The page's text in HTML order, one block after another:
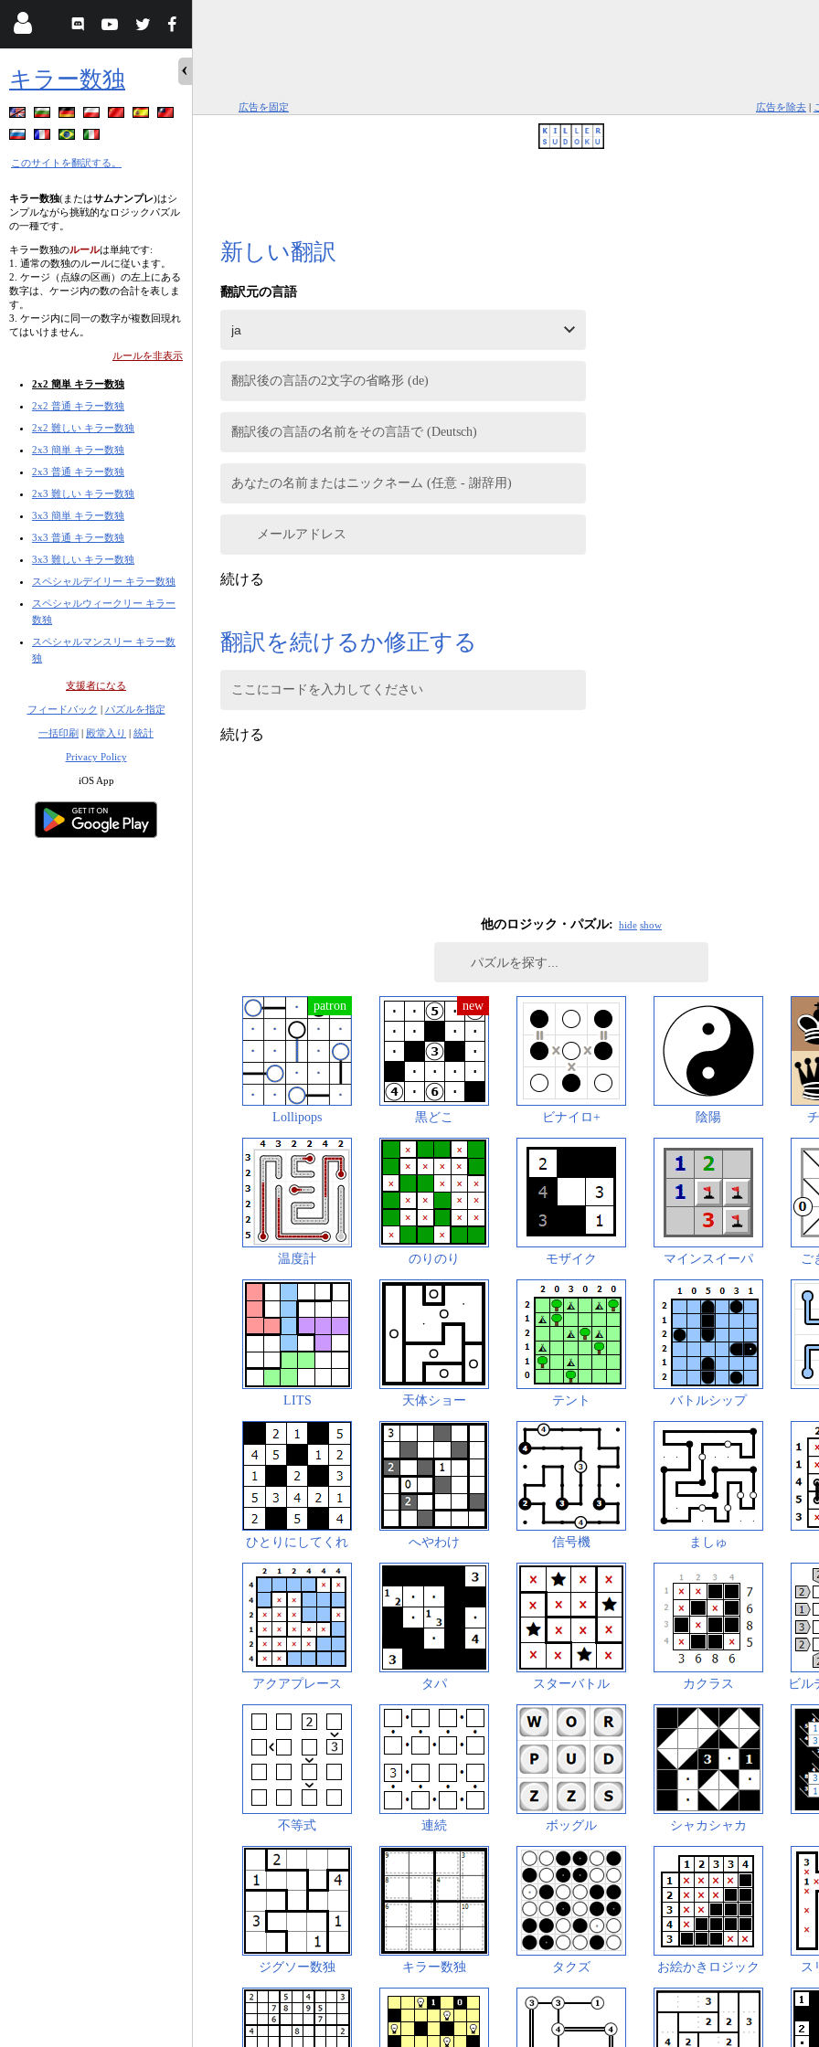
キラー数独
このサイトを翻訳する。
キラー数独(またはサムナンプレ)はシ
ンプルながら挑戦的なロジックパズル
の一種です。
キラー数独のルールは単純です:
1. 通常の数独のルールに従います。
2. ケージ（点線の区画）の左上にある
数字は、ケージ内の数の合計を表しま
す。
3. ケージ内に同一の数字が複数回現れ
てはいけません。
ルールを非表示
2x2 簡単 キラー数独
2x2 普通 キラー数独
2x2 難しい キラー数独
2x3 簡単 キラー数独
2x3 普通 キラー数独
2x3 難しい キラー数独
3x3 簡単 キラー数独
3x3 普通 キラー数独
3x3 難しい キラー数独
スペシャルデイリー キラー数独
スペシャルウィークリー キラー
数独
スペシャルマンスリー キラー数
独
支援者になる
フィードバック | パズルを指定
一括印刷 | 殿堂入り | 統計
Privacy Policy
iOS App
広告を固定 広告を除去 |
新しい翻訳
翻訳元の言語
翻訳後の言語の2文字の省略形 (de)
翻訳後の言語の名前をその言語で (Deutsch)
あなたの名前またはニックネーム (任意 - 謝辞用)
メールアドレス
続ける
翻訳を続けるか修正する
ここにコードを入力してください
続ける
他のロジック・パズル: hide show
Lollipops 黒どこ ビナイロ+ 陰陽
温度計 のりのり モザイク マインスイーパ ご
LITS 天体ショー テント バトルシップ
ひとりにしてくれ へやわけ 信号機 ましゅ
アクアプレース タパ スターバトル カクラス ビル
不等式 連続 ボッグル シャカシャカ
ジグソー数独 キラー数独 タクズ お絵かきロジック ス